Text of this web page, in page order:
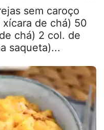
sem caroço
de chá) 50
chá) 2 col. de
saqueta)...